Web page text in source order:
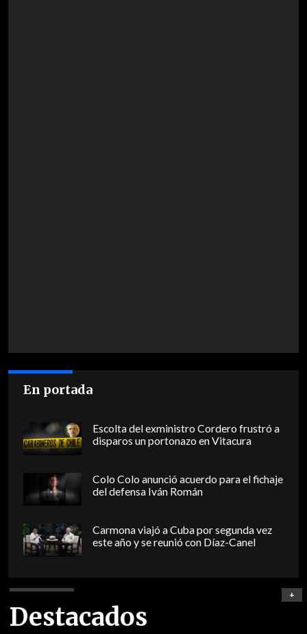
En portada
Escolta del exministro Cordero frustró a
disparos un portonazo en Vitacura
Colo Colo anunció acuerdo para el fichaje
del defensa Iván Román
Carmona viajó a Cuba por segunda vez
este año y se reunió con Díaz-Canel
Destacados
+